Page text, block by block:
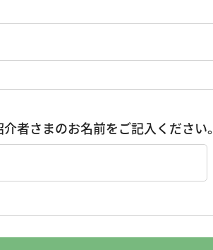
者さまのお名前をご記入ください。